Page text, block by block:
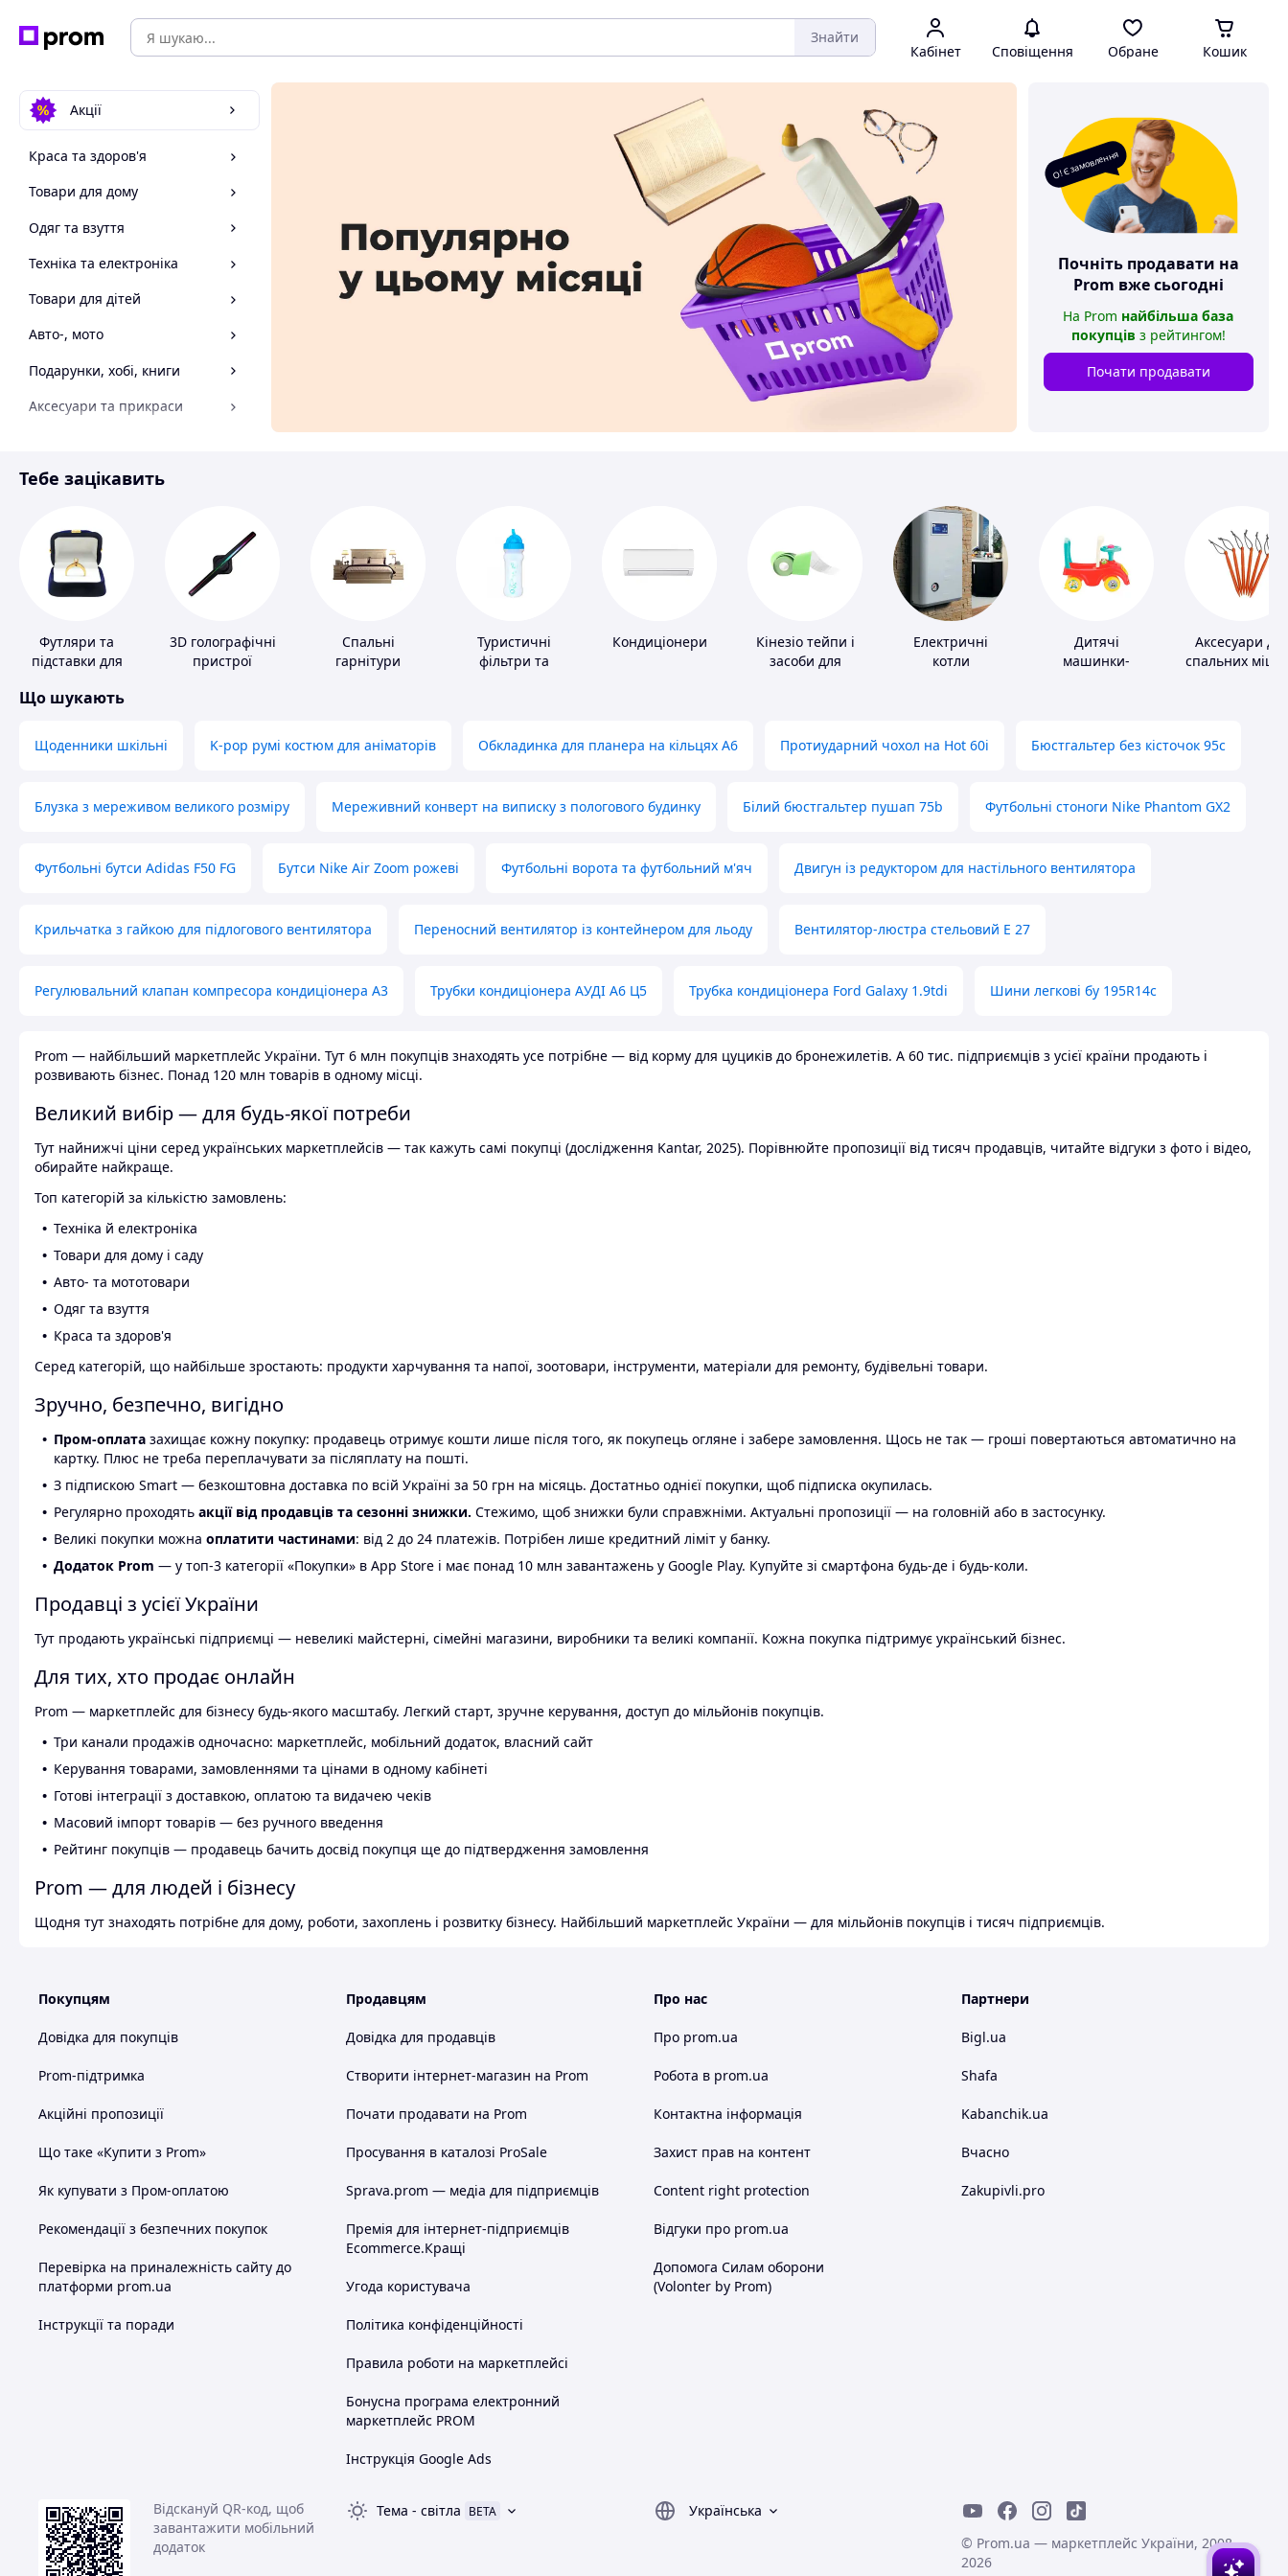
Знайти
Кабінет Сповіщення Обране Кошик
Акції
Краса та здоров'я
Товари для дому
Одяг та взуття
Техніка та електроніка
Товари для дітей
Авто-, мото
Подарунки, хобі, книги
Аксесуари та прикраси
Спорт і відпочинок
О! Є замовлення
Почніть продавати на
Prom вже сьогодні
На Prom найбільша база
покупців з рейтингом!
Почати продавати
Тебе зацікавить
Футляри та
підставки для
3D голографічні
пристрої
Спальні
гарнітури
Туристичні
фільтри та
Кондиціонери
Кінезіо тейпи і
засоби для
Електричні
котли
Дитячі
машинки-
Аксесуари
спальних
Що шукають
Щоденники шкільні K-pop румі костюм для аніматорів Обкладинка для планера на кільцях А6 Протиударний чохол на Hot 60i Бюстгальтер без кісточок 95с
Блузка з мереживом великого розміру Мереживний конверт на виписку з пологового будинку Білий бюстгальтер пушап 75b Футбольні стоноги Nike Phantom GX2
Футбольні бутси Adidas F50 FG Бутси Nike Air Zoom рожеві Футбольні ворота та футбольний м'яч Двигун із редуктором для настільного вентилятора
Крильчатка з гайкою для підлогового вентилятора Переносний вентилятор із контейнером для льоду Вентилятор-люстра стельовий E 27
Регулювальний клапан компресора кондиціонера А3 Трубки кондиціонера АУДІ А6 Ц5 Трубка кондиціонера Ford Galaxy 1.9tdi Шини легкові бу 195R14c
Prom — найбільший маркетплейс України. Тут 6 млн покупців знаходять усе потрібне — від корму для цуциків до бронежилетів. А 60 тис. підприємців з усієї країни продають і
розвивають бізнес. Понад 120 млн товарів в одному місці.
Великий вибір — для будь-якої потреби
Тут найнижчі ціни серед українських маркетплейсів — так кажуть самі покупці (дослідження Kantar, 2025). Порівнюйте пропозиції від тисяч продавців, читайте відгуки з фото і відео,
обирайте найкраще.
Топ категорій за кількістю замовлень:
Техніка й електроніка
Товари для дому і саду
Авто- та мототовари
Одяг та взуття
Краса та здоров'я
Серед категорій, що найбільше зростають: продукти харчування та напої, зоотовари, інструменти, матеріали для ремонту, будівельні товари.
Зручно, безпечно, вигідно
Пром-оплата захищає кожну покупку: продавець отримує кошти лише після того, як покупець огляне і забере замовлення. Щось не так — гроші повертаються автоматично на
картку. Плюс не треба переплачувати за післяплату на пошті.
З підпискою Smart — безкоштовна доставка по всій Україні за 50 грн на місяць. Достатньо однієї покупки, щоб підписка окупилась.
Регулярно проходять акції від продавців та сезонні знижки. Стежимо, щоб знижки були справжніми. Актуальні пропозиції — на головній або в застосунку.
Великі покупки можна оплатити частинами: від 2 до 24 платежів. Потрібен лише кредитний ліміт у банку.
Додаток Prom — у топ-3 категорії «Покупки» в App Store і має понад 10 млн завантажень у Google Play. Купуйте зі смартфона будь-де і будь-коли.
Продавці з усієї України
Тут продають українські підприємці — невеликі майстерні, сімейні магазини, виробники та великі компанії. Кожна покупка підтримує український бізнес.
Для тих, хто продає онлайн
Prom — маркетплейс для бізнесу будь-якого масштабу. Легкий старт, зручне керування, доступ до мільйонів покупців.
Три канали продажів одночасно: маркетплейс, мобільний додаток, власний сайт
Керування товарами, замовленнями та цінами в одному кабінеті
Готові інтеграції з доставкою, оплатою та видачею чеків
Масовий імпорт товарів — без ручного введення
Рейтинг покупців — продавець бачить досвід покупця ще до підтвердження замовлення
Prom — для людей і бізнесу
Щодня тут знаходять потрібне для дому, роботи, захоплень і розвитку бізнесу. Найбільший маркетплейс України — для мільйонів покупців і тисяч підприємців.
Покупцям
Довідка для покупців
Prom-підтримка
Акційні пропозиції
Що таке «Купити з Prom»
Як купувати з Пром-оплатою
Рекомендації з безпечних покупок
Перевірка на приналежність сайту до
платформи prom.ua
Інструкції та поради
Продавцям
Довідка для продавців
Створити інтернет-магазин на Prom
Почати продавати на Prom
Просування в каталозі ProSale
Sprava.prom — медіа для підприємців
Премія для інтернет-підприємців
Ecommerce.Кращі
Угода користувача
Політика конфіденційності
Правила роботи на маркетплейсі
Бонусна програма електронний
маркетплейс PROM
Інструкція Google Ads
Про нас
Про prom.ua
Робота в prom.ua
Контактна інформація
Захист прав на контент
Content right protection
Відгуки про prom.ua
Допомога Силам оборони
(Volonter by Prom)
Партнери
Bigl.ua
Shafa
Kabanchik.ua
Вчасно
Zakupivli.pro
Відскануй QR-код, щоб
завантажити мобільний
додаток
Тема - світла BETA
Українська
© Prom.ua — маркетплейс України, 2008-
2026